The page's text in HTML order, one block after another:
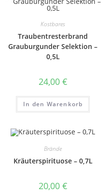
Kostbares
Traubentresterbrand
Grauburgunder Selektion –
0,5L
24,00 €
In den Warenkorb
Brände
Kräuterspirituose – 0,7L
20,00 €